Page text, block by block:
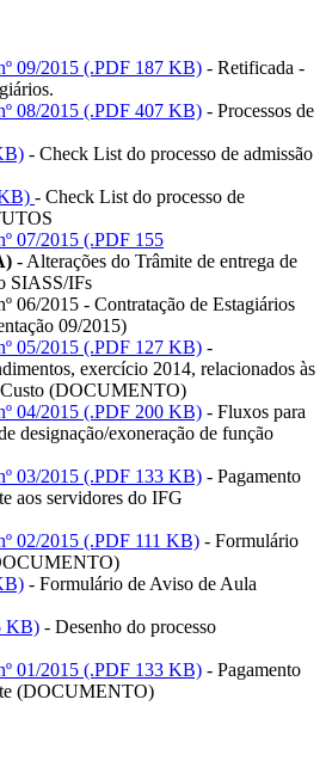
09/2015 (.PDF 187 KB) - Retificada -
08/2015 (.PDF 407 KB) - Processos de
- Check List do processo de admissão
- Check List do processo de
07/2015 (.PDF 155
- Alterações do Trâmite de entrega de
SIASS/IFs
06/2015 - Contratação de Estagiários
09/2015)
05/2015 (.PDF 127 KB) -
exercício 2014, relacionados às
Custo (DOCUMENTO)
04/2015 (.PDF 200 KB) - Fluxos para
designação/exoneração de função
03/2015 (.PDF 133 KB) - Pagamento
aos servidores do IFG
02/2015 (.PDF 111 KB) - Formulário
- Formulário de Aviso de Aula
KB) - Desenho do processo
01/2015 (.PDF 133 KB) - Pagamento
(DOCUMENTO)